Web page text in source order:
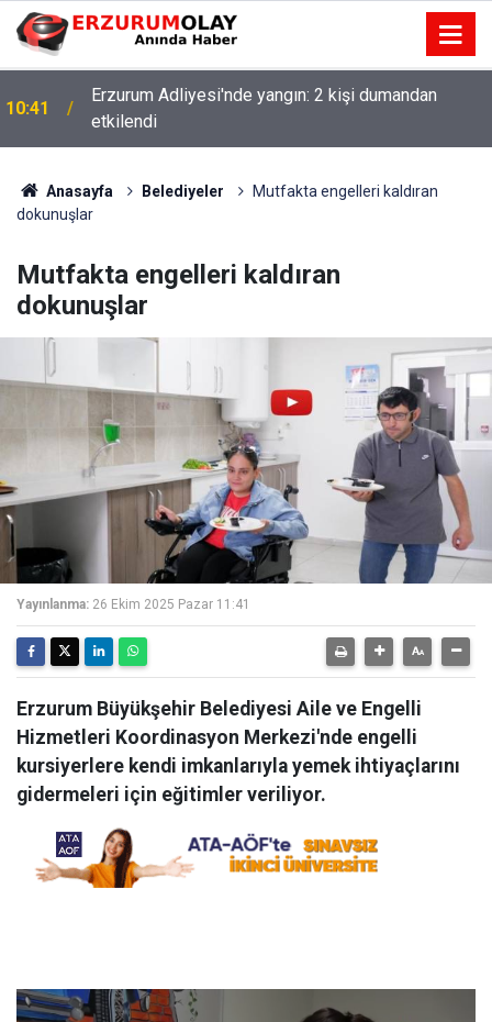
10:41
Erzurum Adliyesi'nde yangın: 2 kişi dumandan
etkilendi
Anasayfa Belediyeler
Mutfakta engelleri kaldıran
dokunuşlar
Mutfakta engelleri kaldıran
dokunuşlar
Yayınlanma: 26 Ekim 2025 Pazar 11:41
Erzurum Büyükşehir Belediyesi Aile ve Engelli
Hizmetleri Koordinasyon Merkezi'nde engelli
kursiyerlere kendi imkanlarıyla yemek ihtiyaçlarını
gidermeleri için eğitimler veriliyor.